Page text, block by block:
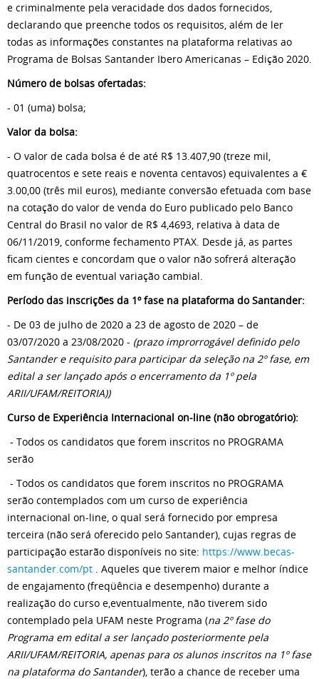
e criminalmente pela veracidade dos dados fornecidos,
declarando que preenche todos os requisitos, além de ler
todas as informações constantes na plataforma relativas ao
Programa de Bolsas Santander Ibero Americanas – Edição 2020.
Número de bolsas ofertadas:
- 01 (uma) bolsa;
Valor da bolsa:
- O valor de cada bolsa é de até R$ 13.407,90 (treze mil,
quatrocentos e sete reais e noventa centavos) equivalentes a €
3.00,00 (três mil euros), mediante conversão efetuada com base
na cotação do valor de venda do Euro publicado pelo Banco
Central do Brasil no valor de R$ 4,4693, relativa à data de
06/11/2019, conforme fechamento PTAX. Desde já, as partes
ficam cientes e concordam que o valor não sofrerá alteração
em função de eventual variação cambial.
Período das inscrições da 1º fase na plataforma do Santander:
- De 03 de julho de 2020 a 23 de agosto de 2020 – de
03/07/2020 a 23/08/2020 - (prazo improrrogável definido pelo
Santander e requisito para participar da seleção na 2º fase, em
edital a ser lançado após o encerramento da 1º pela
ARII/UFAM/REITORIA))
Curso de Experiência Internacional on-line (não obrogatório):
- Todos os candidatos que forem inscritos no PROGRAMA
serão
- Todos os candidatos que forem inscritos no PROGRAMA
serão contemplados com um curso de experiência
internacional on-line, o qual será fornecido por empresa
terceira (não será oferecido pelo Santander), cujas regras de
participação estarão disponíveis no site: https://www.becas-
santander.com/pt . Aqueles que tiverem maior e melhor índice
de engajamento (freqüência e desempenho) durante a
realização do curso e,eventualmente, não tiverem sido
contemplado pela UFAM neste Programa (na 2º fase do
Programa em edital a ser lançado posteriormente pela
ARII/UFAM/REITORIA, apenas para os alunos inscritos na 1º fase
na plataforma do Santander), terão a chance de receber uma